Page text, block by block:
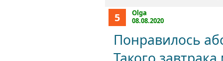
5
Olga
08.08.2020
Понравилось